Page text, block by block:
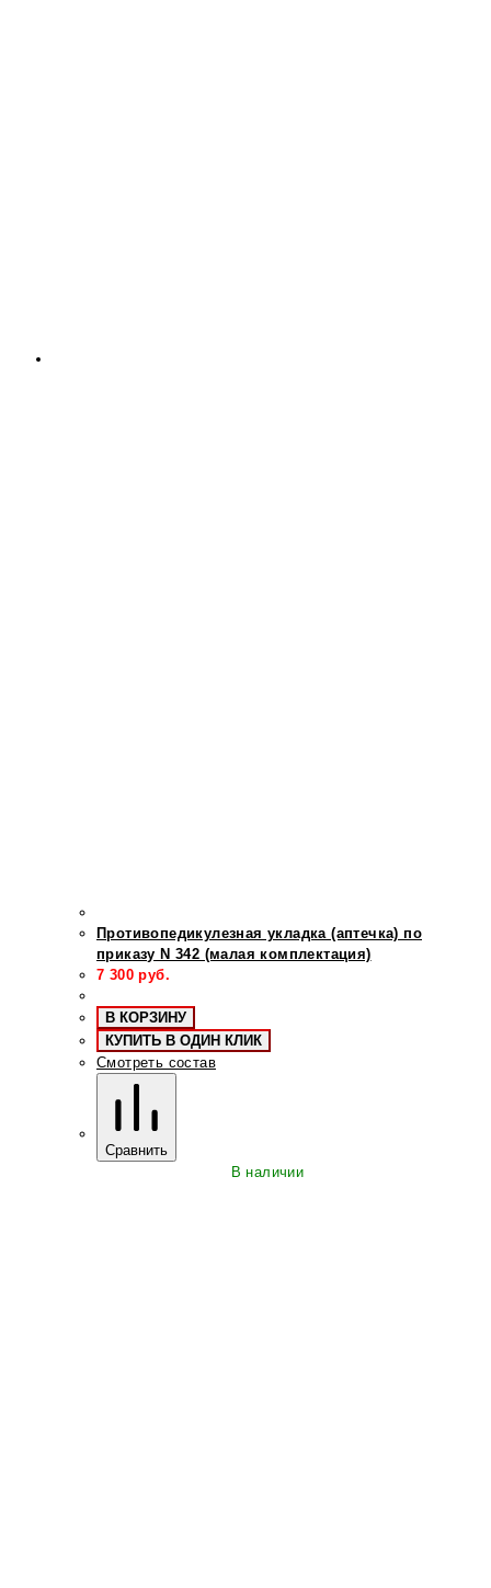
Противопедикулезная укладка (аптечка) по
приказу N 342 (малая комплектация)
7 300 руб.
В КОРЗИНУ
КУПИТЬ В ОДИН КЛИК
Смотреть состав
Сравнить
В наличии